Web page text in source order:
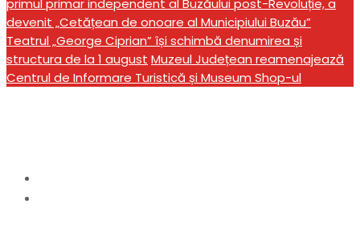
primul primar independent al Buzăului post-Revoluție, a
devenit „Cetățean de onoare al Municipiului Buzău”
Teatrul „George Ciprian” își schimbă denumirea și
structura de la 1 august Muzeul Județean reamenajează
Centrul de Informare Turistică și Museum Shop-ul